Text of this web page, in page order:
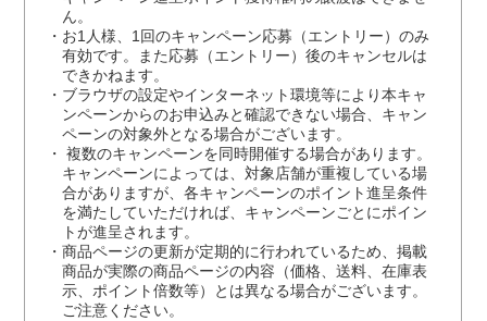
ん。
お1人様、1回のキャンペーン応募（エントリー）のみ
有効です。また応募（エントリー）後のキャンセルは
できかねます。
ブラウザの設定やインターネット環境等により本キャ
ンペーンからのお申込みと確認できない場合、キャン
ペーンの対象外となる場合がございます。
複数のキャンペーンを同時開催する場合があります。
キャンペーンによっては、対象店舗が重複している場
合がありますが、各キャンペーンのポイント進呈条件
を満たしていただければ、キャンペーンごとにポイン
トが進呈されます。
商品ページの更新が定期的に行われているため、掲載
商品が実際の商品ページの内容（価格、送料、在庫表
示、ポイント倍数等）とは異なる場合がございます。
ご注意ください。